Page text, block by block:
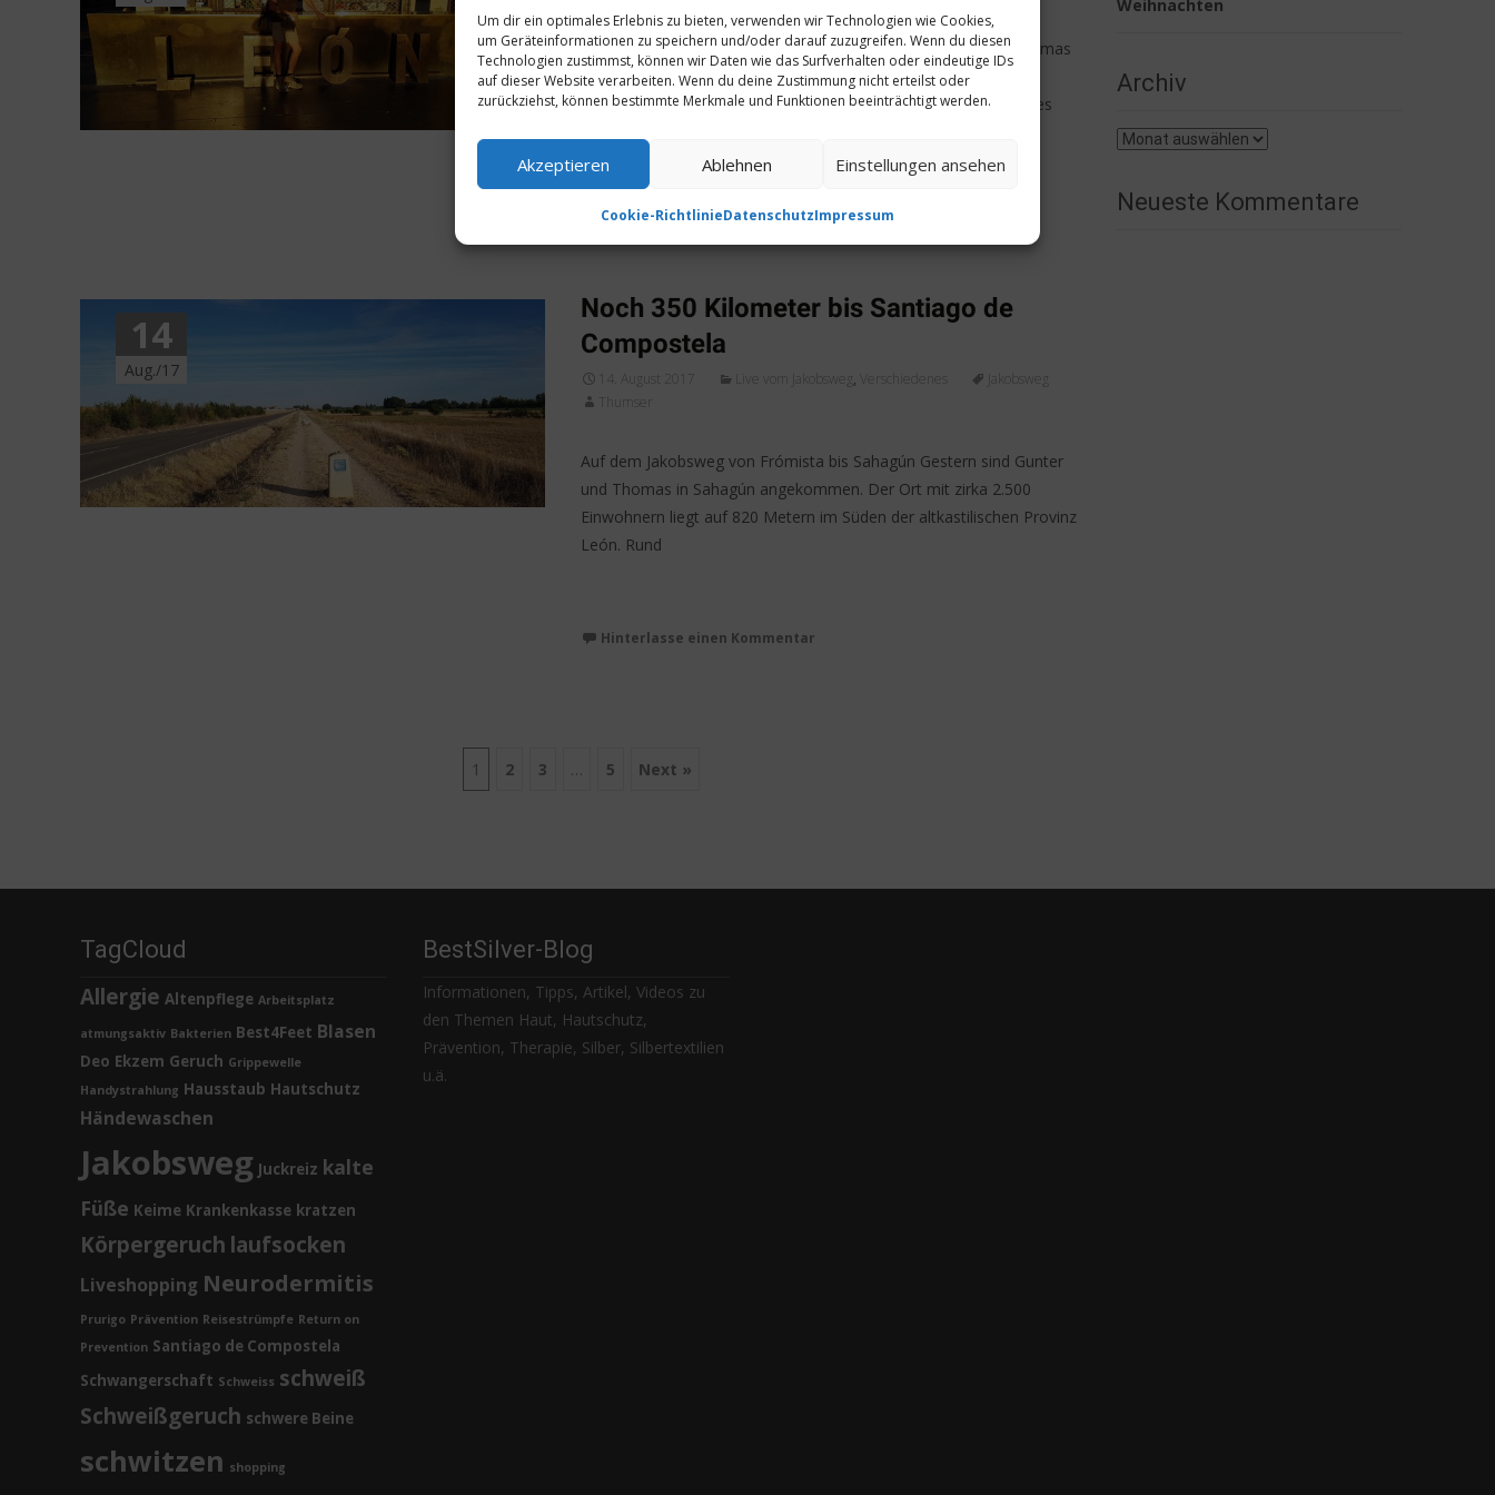
Um dir ein optimales Erlebnis zu bieten, verwenden wir Technologien wie Cookies,
um Geräteinformationen zu speichern und/oder darauf zuzugreifen. Wenn du diesen
Technologien zustimmst, können wir Daten wie das Surfverhalten oder eindeutige IDs
auf dieser Website verarbeiten. Wenn du deine Zustimmung nicht erteilst oder
zurückziehst, können bestimmte Merkmale und Funktionen beeinträchtigt werden.
Akzeptieren Ablehnen Einstellungen ansehen
Cookie-RichtlinieDatenschutzImpressum
Auf dem Jakobsweg von Sahagún bis oCebreiro Gunter und Thomas
sind gestern in oCebreiro angekommen. Der kleine Ort am
Jakobsweg hat durch ein von der katholischen Kirche anerkanntes
Weiterlesen…
Hinterlasse einen Kommentar
14
Aug./17
Noch 350 Kilometer bis Santiago de
Compostela
14. August 2017 Live vom Jakobsweg , Verschiedenes
Jakobsweg
Thumser
Auf dem Jakobsweg von Frómista bis Sahagún Gestern sind Gunter
und Thomas in Sahagún angekommen. Der Ort mit zirka 2.500
Einwohnern liegt auf 820 Metern im Süden der altkastilischen Provinz
León. Rund
Hinterlasse einen Kommentar
1 2 3 … 5 Next »
Weihnachten
Archiv
Archiv
Neueste Kommentare
TagCloud
Allergie Altenpflege Arbeitsplatz
atmungsaktiv Bakterien Best4Feet Blasen
Deo Ekzem Geruch Grippewelle
Handystrahlung Hausstaub Hautschutz
Händewaschen
Jakobsweg Juckreiz kalte
Füße Keime Krankenkasse kratzen
Körpergeruch laufsocken
Liveshopping Neurodermitis
Prurigo Prävention Reisestrümpfe Return on
Prevention Santiago de Compostela
Schwangerschaft Schweiss schweiß
Schweißgeruch schwere Beine
schwitzen shopping
BestSilver-Blog
Informationen, Tipps, Artikel, Videos zu
den Themen Haut, Hautschutz,
Prävention, Therapie, Silber, Silbertextilien
u.ä.